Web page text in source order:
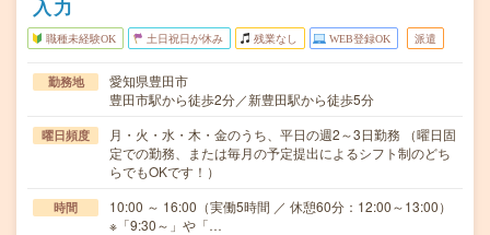
入力
職種未経験OK 土日祝日が休み 残業なし WEB登録OK 派遣
勤務地
愛知県豊田市
豊田市駅から徒歩2分／新豊田駅から徒歩5分
曜日頻度
月・火・水・木・金のうち、平日の週2～3日勤務 （曜日固
定での勤務、または毎月の予定提出によるシフト制のどち
らでもOKです！）
時間
10:00 ～ 16:00（実働5時間 ／ 休憩60分：12:00～13:00）
※「9:30～」や「…